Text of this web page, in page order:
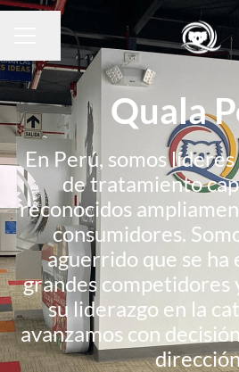
Menú de empleo
Compartir página
Quala
En Perú, somos
de tratamiento
reconocidos
consumidores.
aguerrido que se ha
grandes competidores
su liderazgo en la
avanzamos con